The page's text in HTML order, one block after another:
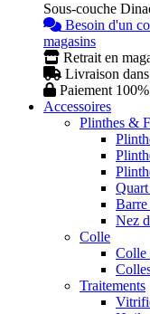
Sous-couche
Besoin d'un
magasins
Retrait en
Livraison
Paiement
Accessoires
Plinthes &
Barre
Nez
Colle
Colle
Traitements